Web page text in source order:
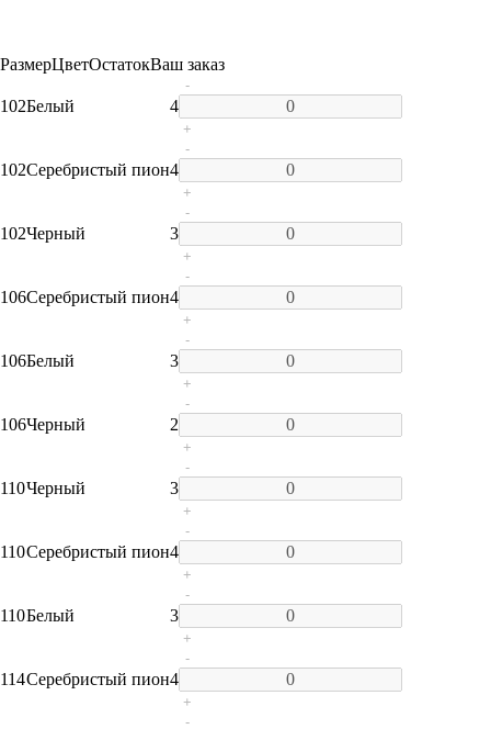
РазмерЦветОстатокВаш заказ
102Белый 4
-
+
102Серебристый пион4
-
+
102Черный 3
-
+
106Серебристый пион4
-
+
106Белый 3
-
+
106Черный 2
-
+
110Черный 3
-
+
110Серебристый пион4
-
+
110Белый 3
-
+
114Серебристый пион4
-
+
-